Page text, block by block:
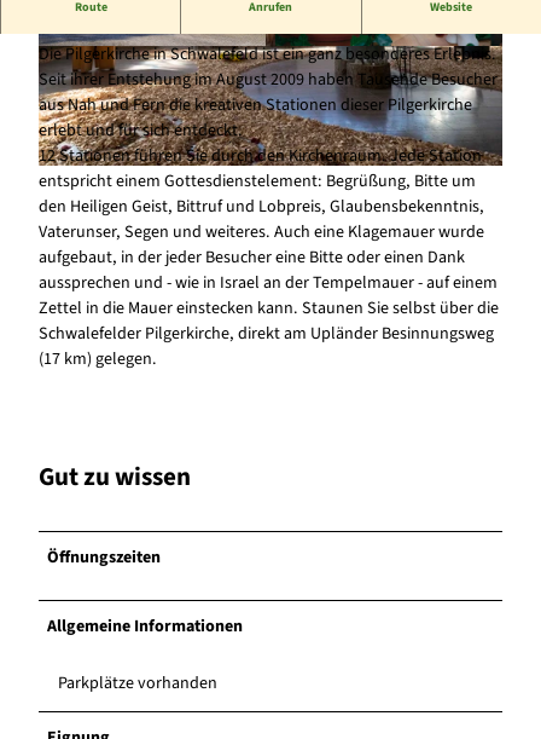
© Ev. Kirchengemeinde Schwalefeld |CC-BY-SA
© (c) Klaus-Peter Kappest |CC-BY-SA
© Ev. Kirchengemeinde Schwalefeld |
CC-BY-SA
Route Anrufen Website
einer Kirche
Die Pilgerkirche in Schwalefeld ist ein ganz besonderes Erlebnis.
Seit ihrer Entstehung im August 2009 haben Tausende Besucher
aus Nah und Fern die kreativen Stationen dieser Pilgerkirche
erlebt und für sich entdeckt.
12 Stationen führen Sie durch den Kirchenraum. Jede Station
entspricht einem Gottesdienstelement: Begrüßung, Bitte um
den Heiligen Geist, Bittruf und Lobpreis, Glaubensbekenntnis,
Vaterunser, Segen und weiteres. Auch eine Klagemauer wurde
aufgebaut, in der jeder Besucher eine Bitte oder einen Dank
aussprechen und - wie in Israel an der Tempelmauer - auf einem
Zettel in die Mauer einstecken kann. Staunen Sie selbst über die
Schwalefelder Pilgerkirche, direkt am Upländer Besinnungsweg
(17 km) gelegen.
Gut zu wissen
Öffnungszeiten
Allgemeine Informationen
Parkplätze vorhanden